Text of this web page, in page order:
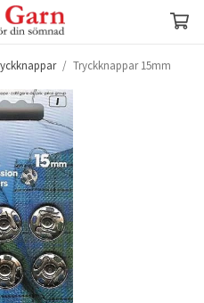
/ Tryckknappar 15mm